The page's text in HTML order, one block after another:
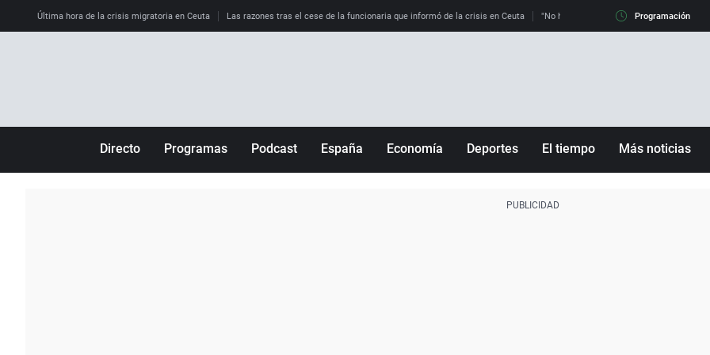
Última hora de la crisis migratoria en Ceuta Las razones tras el cese de la funcionaria que informó de la crisis en Ceuta "No hay mafias, que no nos engañen":
Programación
Directo Programas Podcast España Economía Deportes El tiempo Más noticias